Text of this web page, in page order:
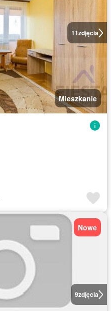
11zdjęcia
Mieszkanie
9zdjęcia
Nowe